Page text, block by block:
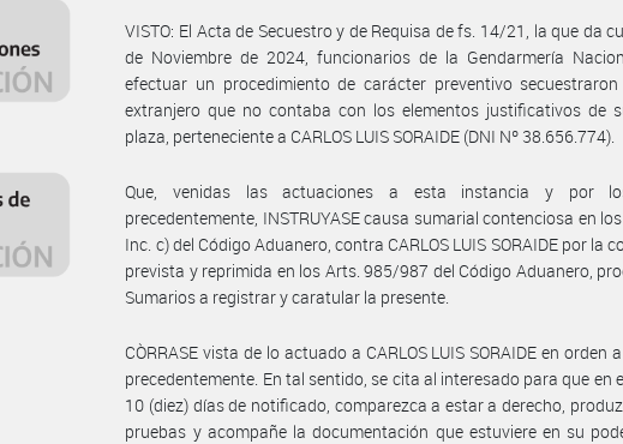
VISTO: El Acta de Secuestro y de Requisa de fs. 14/21, la que da
de Noviembre de 2024, funcionarios de la Gendarmería
efectuar un procedimiento de carácter preventivo
extranjero que no contaba con los elementos justificativos de
plaza, perteneciente a CARLOS LUIS SORAIDE (DNI Nº 38.656.774).
Que, venidas las actuaciones a esta instancia y por
precedentemente, INSTRUYASE causa sumarial contenciosa en
Inc. c) del Código Aduanero, contra CARLOS LUIS SORAIDE por la
prevista y reprimida en los Arts. 985/987 del Código Aduanero,
Sumarios a registrar y caratular la presente.
CÒRRASE vista de lo actuado a CARLOS LUIS SORAIDE en
precedentemente. En tal sentido, se cita al interesado para que en
10 (diez) días de notificado, comparezca a estar a derecho,
pruebas y acompañe la documentación que estuviere en su